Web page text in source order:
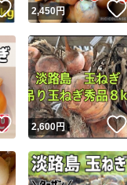
いいね！
2,450円
いいね！
2,600円